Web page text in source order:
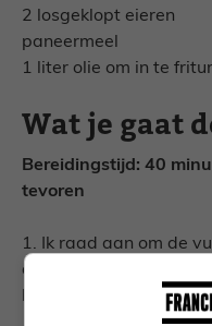
2 losgeklopt eieren
paneermeel
1 liter olie om in te
Wat je gaat
Bereidingstijd: 40
tevoren
1. Ik raad aan om de
dag van tevoren te
lang opstijven in de